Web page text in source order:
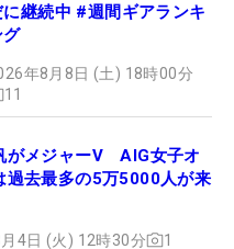
に継続中 #週間ギアランキ
グ
年8月8日 (土) 18時00分
11
がメジャーV AIG女子オ
過去最多の5万5000人が来
4日 (火) 12時30分 1